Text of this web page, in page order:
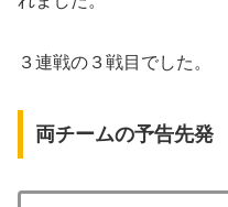
３連戦の３戦目でした。
両チームの予告先発